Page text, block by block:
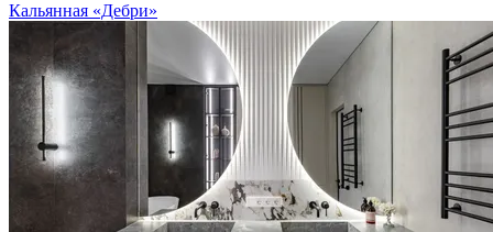
Кальянная «Дебри»